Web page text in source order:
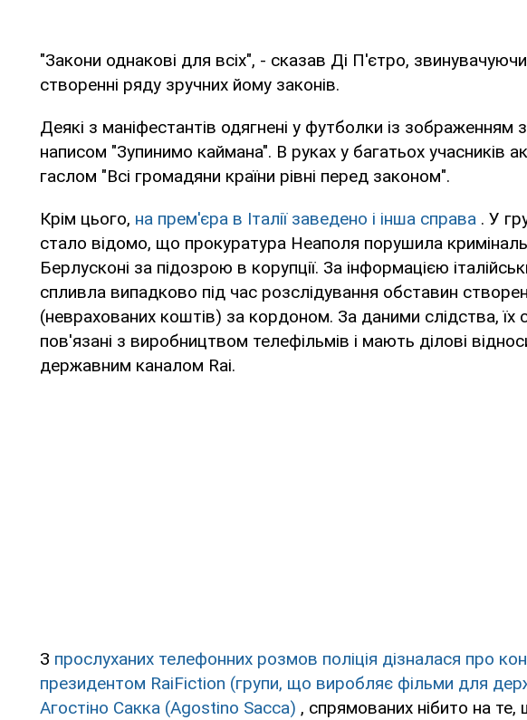
"Закони однакові для всіх", - сказав Ді П'єтро,
створенні ряду зручних йому законів.
Деякі з маніфестантів одягнені у футболки із зображенням
написом "Зупинимо каймана". В руках у багатьох учасників
гаслом "Всі громадяни країни рівні перед законом".
Крім цього, на прем'єра в Італії заведено і інша справа . У
стало відомо, що прокуратура Неаполя порушила
Берлусконі за підозрою в корупції. За інформацією
спливла випадково під час розслідування обставин
(неврахованих коштів) за кордоном. За даними слідства,
пов'язані з виробництвом телефільмів і мають ділові
державним каналом Rai.
З прослуханих телефонних розмов поліція дізналася про
президентом RaiFiction (групи, що виробляє фільми для
Агостіно Сакка (Agostino Saccа) , спрямованих нібито на